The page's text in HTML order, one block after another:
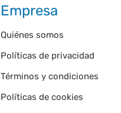
Empresa
Quiénes somos
Políticas de privacidad
Términos y condiciones
Políticas de cookies